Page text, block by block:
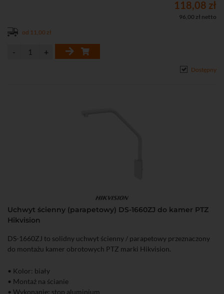
118,08 zł
96,00 zł netto
od 11,00 zł
Dostępny
Uchwyt ścienny (parapetowy) DS-1660ZJ do kamer PTZ
Hikvision
DS-1660ZJ to solidny uchwyt ścienny / parapetowy przeznaczony
do montażu kamer obrotowych PTZ marki Hikvision.
• Kolor: biały
• Montaż na ścianie
• Wykonanie: stop aluminium